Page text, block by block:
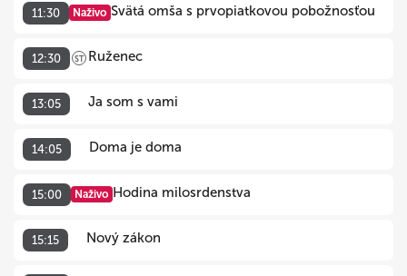
11:30 Naživo Svätá omša s prvopiatkovou pobožnosťou
12:30 ST Ruženec
13:05 Ja som s vami
14:05 Doma je doma
15:00 Naživo Hodina milosrdenstva
15:15 Nový zákon